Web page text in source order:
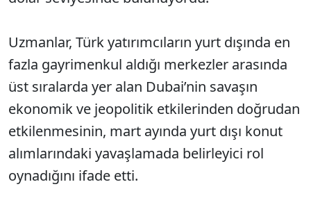
Uzmanlar, Türk yatırımcıların yurt dışında en
fazla gayrimenkul aldığı merkezler arasında
üst sıralarda yer alan Dubai’nin savaşın
ekonomik ve jeopolitik etkilerinden doğrudan
etkilenmesinin, mart ayında yurt dışı konut
alımlarındaki yavaşlamada belirleyici rol
oynadığını ifade etti.